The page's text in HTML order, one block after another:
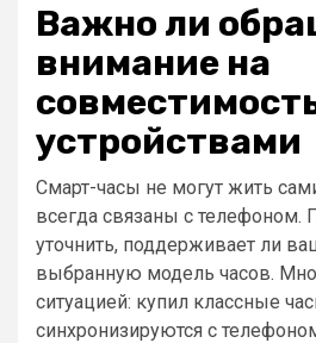
Важно ли
внимание на
устройствами
Смарт-часы не могут жить
всегда связаны с телефоном.
уточнить, поддерживает ли
выбранную модель часов.
ситуацией: купил классные
синхронизируются с